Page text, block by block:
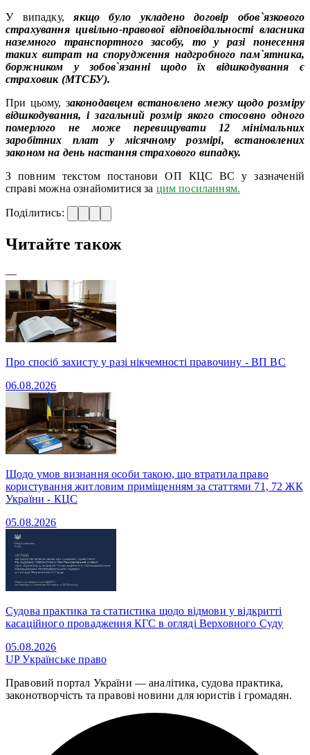
У випадку,якщо було укладено договір обов`язкового
страхування цивільно-правової відповідальності власника
наземного транспортного засобу, то у разі понесення
таких витрат на спорудження надгробного пам`ятника,
боржником у зобов`язанні щодо їх відшкодування є
страховик (МТСБУ).
При цьому, законодавцем встановлено межу щодо розміру
відшкодування, і загальний розмір якого стосовно одного
померлого не може перевищувати 12 мінімальних
заробітних плат у місячному розмірі, встановлених
законом на день настання страхового випадку.
З повним текстом постанови ОП КЦС ВС у зазначеній
справі можна ознайомитися за цим посиланням.
Поділитись:
Читайте також
—
Про спосіб захисту у разі нікчемності правочину - ВП ВС
06.08.2026
Щодо умов визнання особи такою, що втратила право
користування житловим приміщенням за статтями 71, 72 ЖК
України - КЦС
05.08.2026
Судова практика та статистика щодо відмови у відкритті
касаційного провадження КГС в огляді Верховного Суду
05.08.2026
UPУкраїнське право
Правовий портал України — аналітика, судова практика,
законотворчість та правові новини для юристів і громадян.